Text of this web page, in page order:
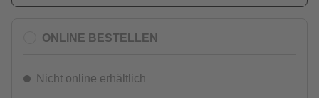
ONLINE BESTELLEN
Nicht online erhältlich